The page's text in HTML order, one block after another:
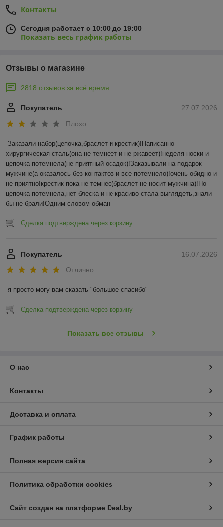
Контакты
Сегодня работает с 10:00 до 19:00
Показать весь график работы
Отзывы о магазине
2818 отзывов за всё время
27.07.2026
Покупатель
Плохо
Заказали набор(цепочка,браслет и крестик)!Написанно
хирургическая сталь(она не темнеет и не ржавеет)!неделя носки и
цепочка потемнела(не приятный осадок)!Заказывали на подарок
мужчине(а оказалось без контактов и все потемнело)!очень обидно и
не приятно!крестик пока не темнее(браслет не носит мужчина)!Но
цепочка потемнела,нет блеска и не красиво стала выглядеть,знали
бы-не брали!Одним словом обман!
Сделка подтверждена через корзину
16.07.2026
Покупатель
Отлично
я просто могу вам сказать "большое спасибо"
Сделка подтверждена через корзину
Показать все отзывы
О нас
Контакты
Доставка и оплата
График работы
Полная версия сайта
Политика обработки cookies
Сайт создан на платформе Deal.by